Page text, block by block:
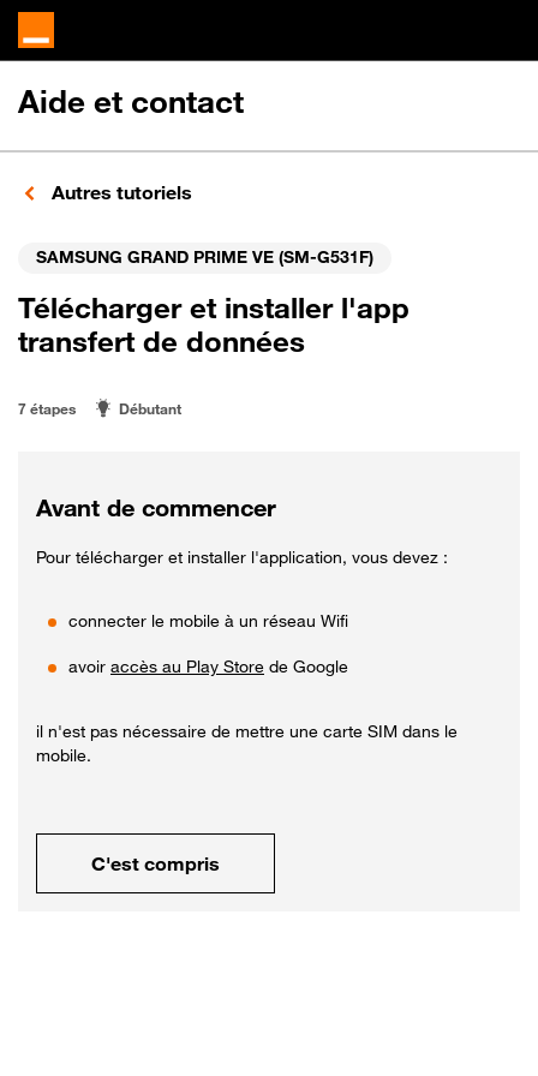
Aide et contact
Autres tutoriels
SAMSUNG GRAND PRIME VE (SM-G531F)
Télécharger et installer l'app
transfert de données
7 étapes Débutant
Avant de commencer
Pour télécharger et installer l'application, vous devez :
connecter le mobile à un réseau Wifi
avoir accès au Play Store de Google
il n'est pas nécessaire de mettre une carte SIM dans le
mobile.
C'est compris